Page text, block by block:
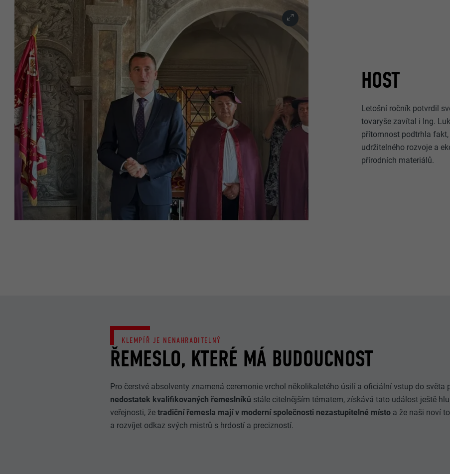
HOST
Letošní ročník potvrdil
tovaryše zavítal i Ing.
přítomnost podtrhla
udržitelného rozvoje a
přírodních materiálů.
ŘEMESLO, KTERÉ MÁ BUDOUCNOST
KLEMPÍŘ JE NENAHRADITELNÝ
Pro čerstvé absolventy znamená ceremonie vrchol několikaletého úsilí a oficiální vstup do světa
nedostatek kvalifikovaných řemeslníků stále citelnějším tématem, získává tato událost ještě
veřejnosti, žetradiční řemesla mají v moderní společnosti nezastupitelné místo a že naši noví
a rozvíjet odkaz svých mistrů s hrdostí a precizností.